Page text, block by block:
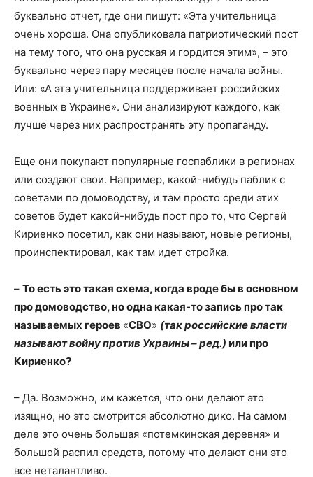
буквально отчет, где они пишут: «Эта учительница
очень хороша. Она опубликовала патриотический пост
на тему того, что она русская и гордится этим», – это
буквально через пару месяцев после начала войны.
Или: «А эта учительница поддерживает российских
военных в Украине». Они анализируют каждого, как
лучше через них распространять эту пропаганду.
Еще они покупают популярные госпаблики в регионах
или создают свои. Например, какой-нибудь паблик с
советами по домоводству, и там просто среди этих
советов будет какой-нибудь пост про то, что Сергей
Кириенко посетил, как они называют, новые регионы,
проинспектировал, как там идет стройка.
– То есть это такая схема, когда вроде бы в основном
про домоводство, но одна какая-то запись про так
называемых героев «СВО» (так российские власти
называют войну против Украины – ред.) или про
Кириенко?
– Да. Возможно, им кажется, что они делают это
изящно, но это смотрится абсолютно дико. На самом
деле это очень большая «потемкинская деревня» и
большой распил средств, потому что делают они это
все неталантливо.